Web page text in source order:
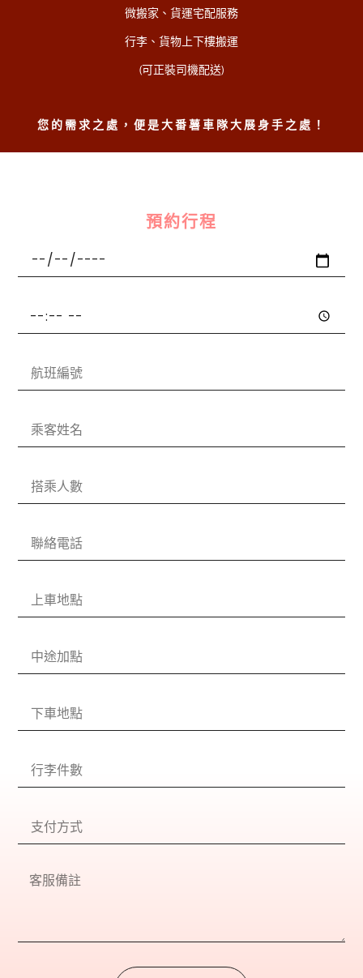
微搬家、貨運宅配服務
行李、貨物上下樓搬運
(可正裝司機配送)
您的需求之處，便是大番薯車隊大展身手之處！
預約行程